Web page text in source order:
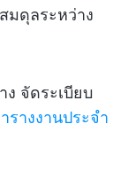
มดุลระหว่าง
ง จัดระเบียบ
รางงานประจำ